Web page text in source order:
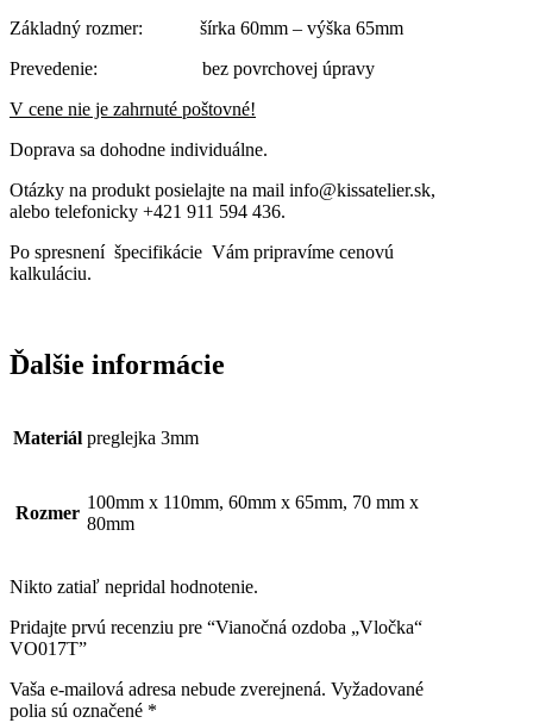
Základný rozmer: šírka 60mm – výška 65mm
Prevedenie: bez povrchovej úpravy
V cene nie je zahrnuté poštovné!
Doprava sa dohodne individuálne.
Otázky na produkt posielajte na mail info@kissatelier.sk,
alebo telefonicky +421 911 594 436.
Po spresnení špecifikácie Vám pripravíme cenovú
kalkuláciu.
Ďalšie informácie
Materiál preglejka 3mm
Rozmer
100mm x 110mm, 60mm x 65mm, 70 mm x
80mm
Nikto zatiaľ nepridal hodnotenie.
Pridajte prvú recenziu pre “Vianočná ozdoba „Vločka“
VO017T”
Vaša e-mailová adresa nebude zverejnená. Vyžadované
polia sú označené *